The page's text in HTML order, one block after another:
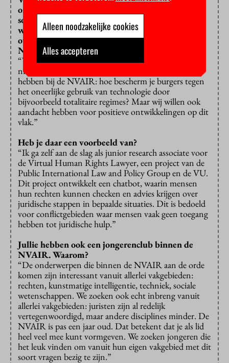
ontwikkelingen eng en met reden, denk aan het
sociaal kredietsysteem dat China wil invoeren,
waarbij burgers strafpunten krijgen van de
overheid voor hun sociale gedrag. Neemt de
NVAIR ook een standpunt hierover in?
“Technologie heeft absoluut een enge kant, dat zal
niemand ontkennen, en daar willen we het ook over
hebben bij de NVAIR: hoe bescherm je burgers tegen
het oneerlijke gebruik van technologie door
bijvoorbeeld totalitaire regimes? Maar wij willen ook
aandacht hebben voor positieve ontwikkelingen op dit
vlak.”
Heb je daar een voorbeeld van?
“Ik ga zelf aan de slag als junior research associate voor
de Virtual Human Rights Lawyer, een project van de
Public International Law and Policy Group en de VU.
Dit project ontwikkelt een chatbot, waarin mensen
hun rechten kunnen checken en advies krijgen over
juridische stappen in bepaalde situaties. Dit is bedoeld
voor conflictgebieden waar mensen vaak geen toegang
hebben tot juridische hulp.”
Jullie hebben ook een jongerenclub binnen de
NVAIR. Waarom?
“De onderwerpen die binnen de NVAIR aan de orde
komen zijn interessant vanuit allerlei vakgebieden:
rechten, kunstmatige intelligentie, techniek, sociale
wetenschappen. We zoeken ook echt inbreng vanuit
allerlei vakgebieden: juristen zijn al redelijk
vertegenwoordigd, maar andere disciplines minder. De
NVAIR is pas een jaar oud. Dat betekent dat je als lid
heel veel mee kunt vormgeven. We zoeken jongeren die
het leuk vinden om vanuit hun eigen vakgebied met dit
soort vragen bezig te zijn.”
Alleen noodzakelijke cookies
Alles accepteren